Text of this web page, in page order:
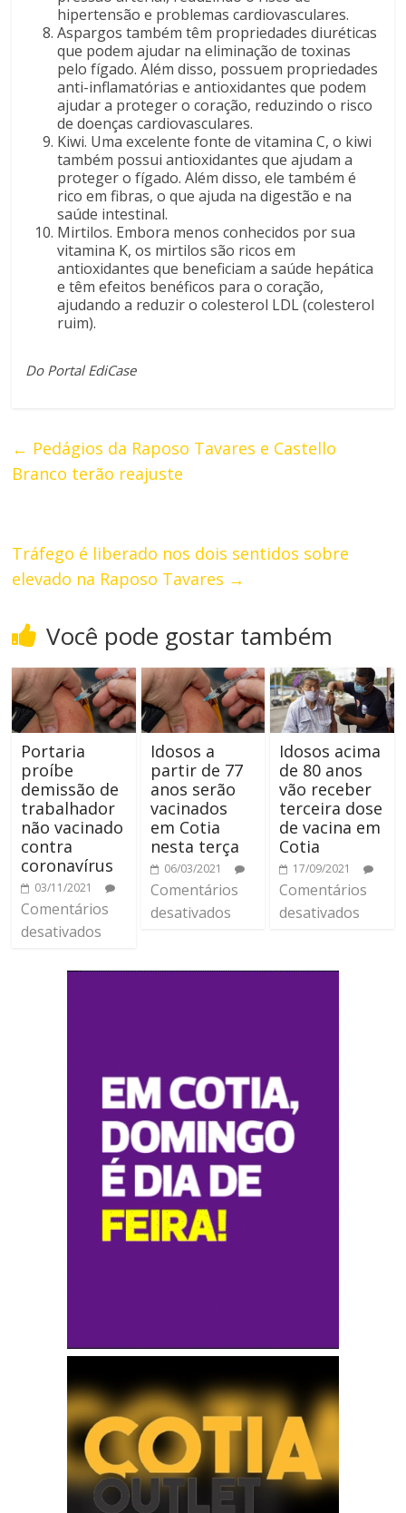
hipertensão e problemas cardiovasculares.
Aspargos também têm propriedades diuréticas
que podem ajudar na eliminação de toxinas
pelo fígado. Além disso, possuem propriedades
anti-inflamatórias e antioxidantes que podem
ajudar a proteger o coração, reduzindo o risco
de doenças cardiovasculares.
Kiwi. Uma excelente fonte de vitamina C, o kiwi
também possui antioxidantes que ajudam a
proteger o fígado. Além disso, ele também é
rico em fibras, o que ajuda na digestão e na
saúde intestinal.
Mirtilos. Embora menos conhecidos por sua
vitamina K, os mirtilos são ricos em
antioxidantes que beneficiam a saúde hepática
e têm efeitos benéficos para o coração,
ajudando a reduzir o colesterol LDL (colesterol
ruim).
Do Portal EdiCase
← Pedágios da Raposo Tavares e Castello
Branco terão reajuste
Tráfego é liberado nos dois sentidos sobre
elevado na Raposo Tavares →
Você pode gostar também
Portaria
proíbe
demissão de
trabalhador
não vacinado
contra
coronavírus
03/11/2021
Comentários
desativados
Idosos a
partir de 77
anos serão
vacinados
em Cotia
nesta terça
06/03/2021
Comentários
desativados
Idosos acima
de 80 anos
vão receber
terceira dose
de vacina em
Cotia
17/09/2021
Comentários
desativados